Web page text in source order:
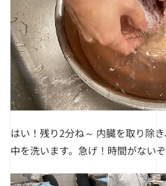
はい！残り2分ね～ 内臓を取り除
中を洗います。急げ！時間がないぞ